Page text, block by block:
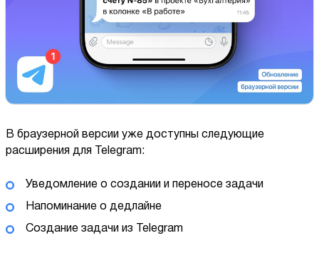
В браузерной версии уже доступны следующие
расширения для Telegram:
Уведомление о создании и переносе задачи
Напоминание о дедлайне
Создание задачи из Telegram